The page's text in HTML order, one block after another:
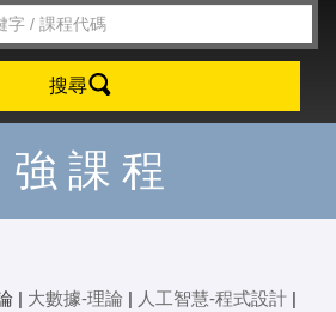
搜尋
強課程
| 大數據-理論 | 人工智慧-程式設計 |